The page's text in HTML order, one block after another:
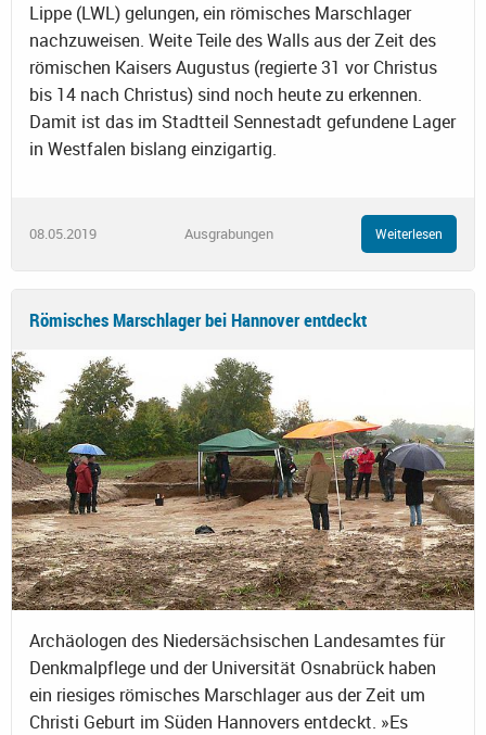
Lippe (LWL) gelungen, ein römisches Marschlager
nachzuweisen. Weite Teile des Walls aus der Zeit des
römischen Kaisers Augustus (regierte 31 vor Christus
bis 14 nach Christus) sind noch heute zu erkennen.
Damit ist das im Stadtteil Sennestadt gefundene Lager
in Westfalen bislang einzigartig.
08.05.2019 Ausgrabungen Weiterlesen
Römisches Marschlager bei Hannover entdeckt
Archäologen des Niedersächsischen Landesamtes für
Denkmalpflege und der Universität Osnabrück haben
ein riesiges römisches Marschlager aus der Zeit um
Christi Geburt im Süden Hannovers entdeckt. »Es